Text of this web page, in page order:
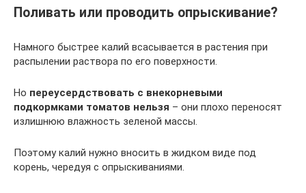
Поливать или проводить опрыскивание?
Намного быстрее калий всасывается в растения при
распылении раствора по его поверхности.
Но переусердствовать с внекорневыми
подкормками томатов нельзя – они плохо переносят
излишнюю влажность зеленой массы.
Поэтому калий нужно вносить в жидком виде под
корень, чередуя с опрыскиваниями.